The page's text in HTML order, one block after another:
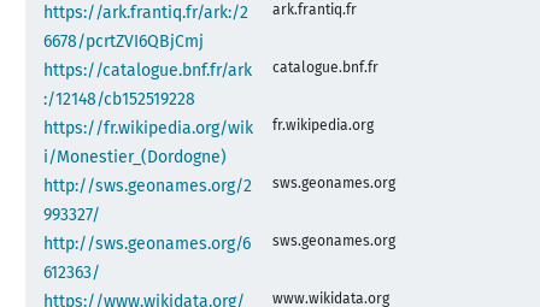
https://ark.frantiq.fr/ark:/2
6678/pcrtZVI6QBjCmj
ark.frantiq.fr
https://catalogue.bnf.fr/ark
:/12148/cb152519228
catalogue.bnf.fr
https://fr.wikipedia.org/wik
i/Monestier_(Dordogne)
fr.wikipedia.org
http://sws.geonames.org/2
993327/
sws.geonames.org
http://sws.geonames.org/6
612363/
sws.geonames.org
https://www.wikidata.org/
www.wikidata.org